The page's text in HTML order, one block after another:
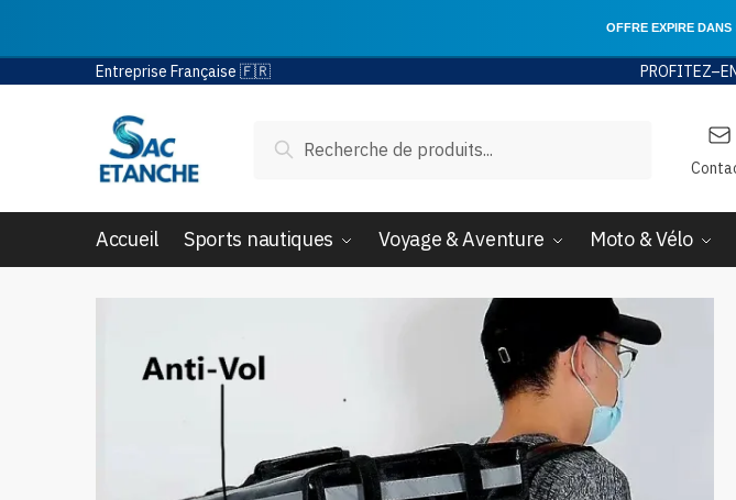
OFFRE EXPIRE DANS
Entreprise Française 🇫🇷 PROFITEZ
pour :
Recherche
Accueil Sports nautiques Voyage & Aventure Moto & Vélo